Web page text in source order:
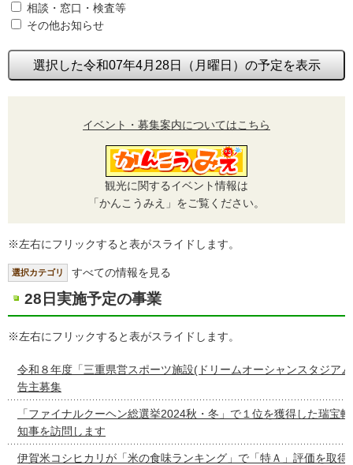
相談・窓口・検査等
その他お知らせ
選択した令和07年4月28日（月曜日）の予定を表示
イベント・募集案内についてはこちら
観光に関するイベント情報は
「かんこうみえ」をご覧ください。
※左右にフリックすると表がスライドします。
選択カテゴリ すべての情報を見る
28日実施予定の事業
※左右にフリックすると表がスライドします。
令和８年度「三重県営スポーツ施設(ドリームオーシャンスタジア
告主募集
「ファイナルクーヘン総選挙2024秋・冬」で１位を獲得した瑞宝
知事を訪問します
伊賀米コシヒカリが「米の食味ランキング」で「特Ａ」評価を取得